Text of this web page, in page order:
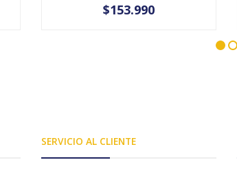
AGOTADO
$153.990
SERVICIO AL CLIENTE